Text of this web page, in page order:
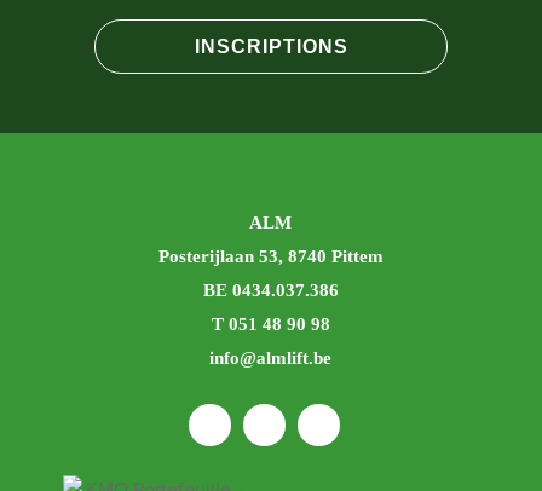
INSCRIPTIONS
ALM
Posterijlaan 53, 8740 Pittem
BE 0434.037.386
T 051 48 90 98
info@almlift.be